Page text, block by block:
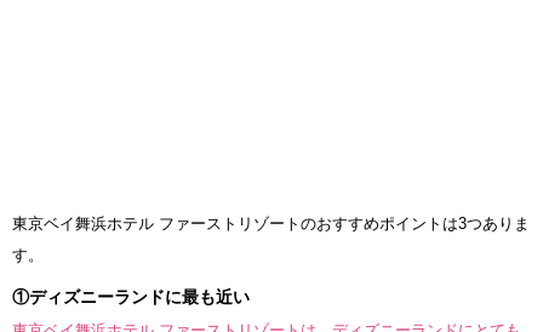
東京ベイ舞浜ホテル ファーストリゾートのおすすめポイントは3つありま
す。
①ディズニーランドに最も近い